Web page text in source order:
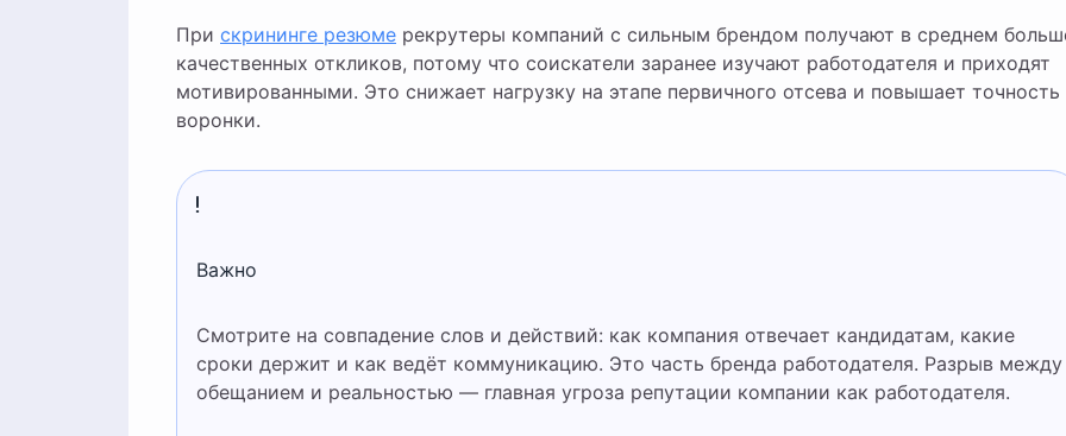
При скрининге резюме рекрутеры компаний с сильным брендом получают в среднем
качественных откликов, потому что соискатели заранее изучают работодателя и приходят
мотивированными. Это снижает нагрузку на этапе первичного отсева и повышает точность
воронки.
Важно
Смотрите на совпадение слов и действий: как компания отвечает кандидатам, какие
сроки держит и как ведёт коммуникацию. Это часть бренда работодателя. Разрыв между
обещанием и реальностью — главная угроза репутации компании как работодателя.